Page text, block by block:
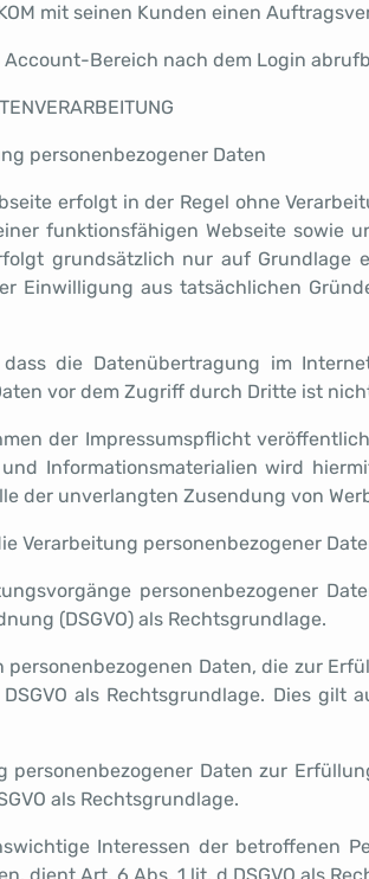
mit seinen Kunden einen
Account-Bereich nach dem Login
personenbezogener Daten
erfolgt in der Regel ohne
funktionsfähigen Webseite sowie
grundsätzlich nur auf Grundlage
Einwilligung aus tatsächlichen
die Datenübertragung im
vor dem Zugriff durch Dritte ist
der Impressumspflicht
Informationsmaterialien wird
der unverlangten Zusendung von
Verarbeitung personenbezogener
personenbezogener
(DSGVO) als Rechtsgrundlage.
personenbezogenen Daten, die zur
als Rechtsgrundlage. Dies gilt
personenbezogener Daten zur
als Rechtsgrundlage.
Interessen der betroffenen